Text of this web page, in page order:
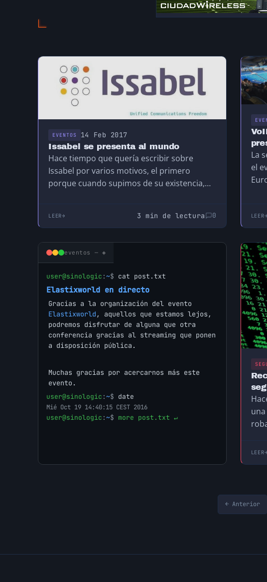
EVENTOS 14 Feb 2017
Issabel se presenta al mundo
Hace tiempo que quería escribir sobre
Issabel por varios motivos, el primero
porque cuando supimos de su existencia,
LEER 3 min de lectura 0
La
el
LEER
eventos — ◈
user@sinologic : ~$ cat post.txt
Elastixworld en directo
Gracias a la organización del evento
Elastixworld , aquellos que estamos lejos,
podremos disfrutar de alguna que otra
conferencia gracias al streaming que ponen
a disposición pública.
Muchas gracias por acercarnos más este
evento.
user@sinologic : ~$ date
Mié Oct 19 14:40:15 CEST 2016
user@sinologic : ~$ more post.txt ↵
LEER
← Anterior